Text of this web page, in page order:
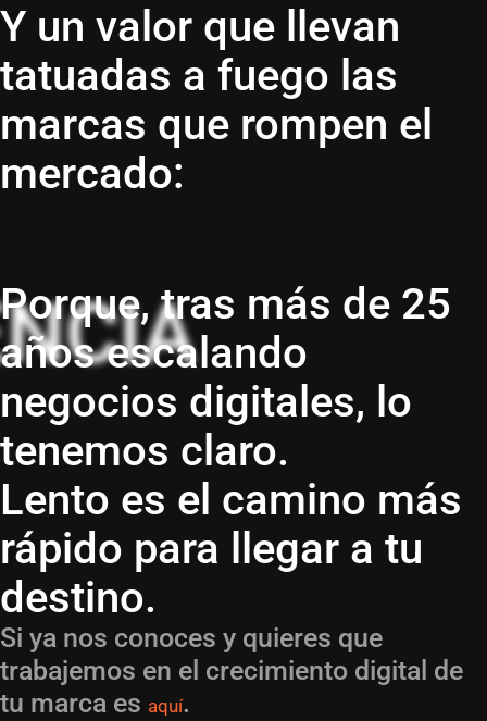
Y un valor que llevan
tatuadas a fuego las
marcas que rompen el
mercado:
Porque, tras más de 25
años escalando
negocios digitales, lo
tenemos claro.
Lento es el camino más
rápido para llegar a tu
destino.
Si ya nos conoces y quieres que
trabajemos en el crecimiento digital de
tu marca es aquí.